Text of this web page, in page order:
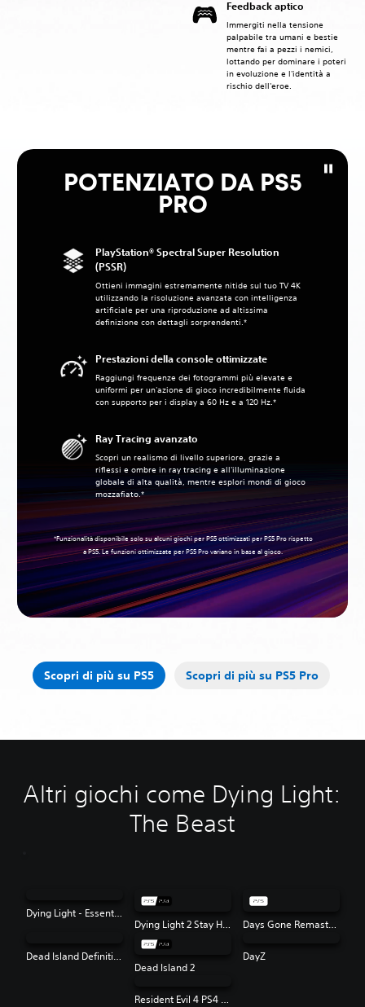
Feedback aptico
Immergiti nella tensione
palpabile tra umani e bestie
mentre fai a pezzi i nemici,
lottando per dominare i poteri
in evoluzione e l'identità a
rischio dell'eroe.‎
POTENZIATO DA PS5
PRO
PlayStation® Spectral Super Resolution
(PSSR)
Ottieni immagini estremamente nitide sul tuo TV 4K
utilizzando la risoluzione avanzata con intelligenza
artificiale per una riproduzione ad altissima
definizione con dettagli sorprendenti.*
Prestazioni della console ottimizzate
Raggiungi frequenze dei fotogrammi più elevate e
uniformi per un'azione di gioco incredibilmente fluida
con supporto per i display a 60 Hz e a 120 Hz.*
Ray Tracing avanzato
Scopri un realismo di livello superiore, grazie a
riflessi e ombre in ray tracing e all'illuminazione
globale di alta qualità, mentre esplori mondi di gioco
mozzafiato.*
‎ *Funzionalità disponibile solo su alcuni giochi per PS5 ottimizzati per PS5 Pro rispetto
a PS5. Le funzioni ottimizzate per PS5 Pro variano in base al gioco.‎
Scopri di più su PS5 Scopri di più su PS5 Pro
Altri giochi come Dying Light:
The Beast
Dying Light - Essentials Edition
Dying Light 2 Stay Human
Days Gone Remastered
Dead Island Definitive Edition
Dead Island 2
DayZ
Resident Evil 4 PS4 & PS5